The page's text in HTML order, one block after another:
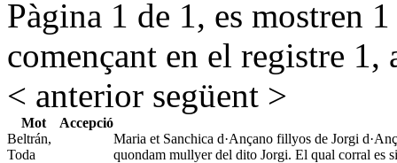
Pàgina 1 de 1, es mostren
començant en el registre 1,
< anterior següent >
Mot
Accepció
Beltrán,
Toda
Maria et Sanchica d·Ançano fillyos de Jorgi
quondam mullyer del dito Jorgi. El qual corral es